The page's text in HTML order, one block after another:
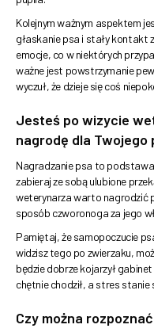
Kolejnym ważnym aspektem
głaskanie psa i stały kontakt
emocje, co w niektórych
ważne jest powstrzymanie
wyczuł, że dzieje się coś
Jesteś po wizycie
nagrodę dla Twojego
Nagradzanie psa to
zabieraj ze sobą ulubione
weterynarza warto nagrodzić
sposób czworonoga za jego
Pamiętaj, że samopoczucie
widzisz tego po zwierzaku,
będzie dobrze kojarzył
chętnie chodził, a stres stanie
Czy można